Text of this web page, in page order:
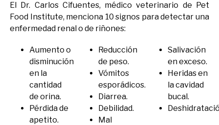
El Dr. Carlos Cifuentes, médico veterinario de Pet
Food Institute, menciona 10 signos para detectar una
enfermedad renal o de riñones:
Aumento o
disminución
en la
cantidad
de orina.
Pérdida de
apetito.
Reducción
de peso.
Vómitos
esporádicos.
Diarrea.
Debilidad.
Mal
Salivación
en exceso.
Heridas en
la cavidad
bucal.